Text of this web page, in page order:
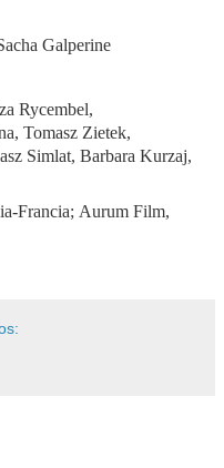
Galperine
Rycembel,
, Tomasz Zietek,
Simlat, Barbara Kurzaj,
Francia; Aurum Film,